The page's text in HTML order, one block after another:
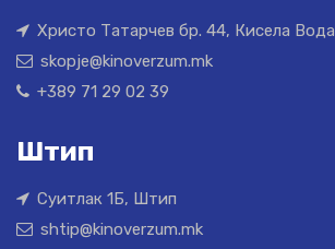
Христо Татарчев бр. 44, Кисела Вода
skopje@kinoverzum.mk
+389 71 29 02 39
Штип
Суитлак 1Б, Штип
shtip@kinoverzum.mk